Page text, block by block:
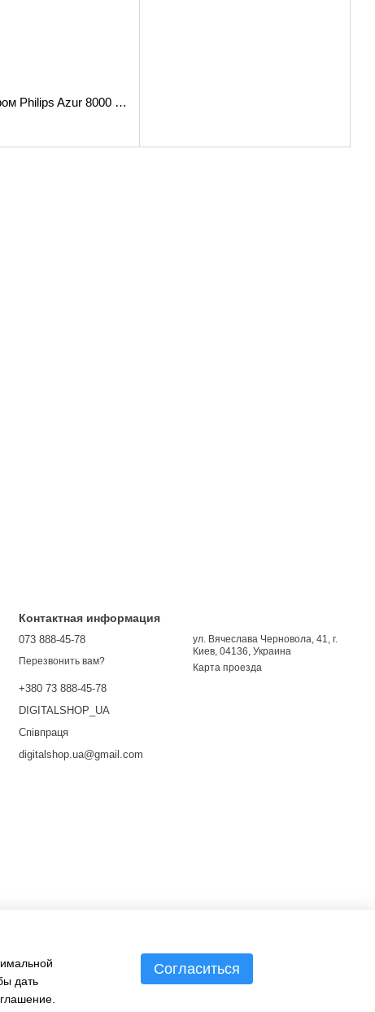
Утюг с паром Philips Azur 8000 Series DST8050/20
Контактная информация
073 888-45-78
Перезвонить вам?
+380 73 888-45-78
DIGITALSHOP_UA
Співпраця
digitalshop.ua@gmail.com
ул. Вячеслава Черновола, 41, г.
Киев, 04136, Украина
Карта проезда
дать
Согласиться